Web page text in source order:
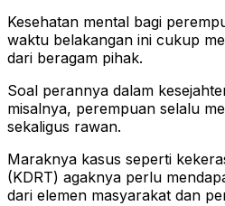
Kesehatan mental bagi
waktu belakangan ini cukup
dari beragam pihak.
Soal perannya dalam
misalnya, perempuan selalu
sekaligus rawan.
Maraknya kasus seperti
(KDRT) agaknya perlu
dari elemen masyarakat dan